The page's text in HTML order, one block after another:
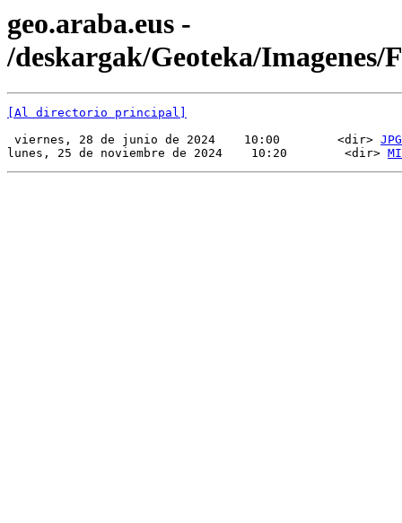
geo.araba.eus -
/deskargak/Geoteka/Imagenes/
[Al directorio principal]
viernes, 28 de junio de 2024    10:00        <dir> JPG
lunes, 25 de noviembre de 2024    10:20        <dir>